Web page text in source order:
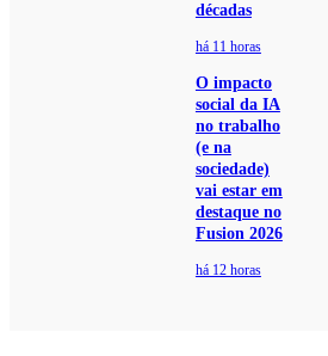
décadas
há 11 horas
O impacto
social da IA
no trabalho
(e na
sociedade)
vai estar em
destaque no
Fusion 2026
há 12 horas